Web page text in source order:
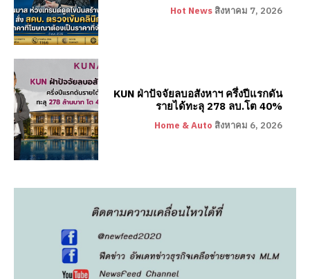
Hot News สิงหาคม 7, 2026
KUN ฝ่าปัจจัยลบอสังหาฯ ครึ่งปีแรกดัน
รายได้ทะลุ 278 ลบ.โต 40%
Home & Auto สิงหาคม 6, 2026